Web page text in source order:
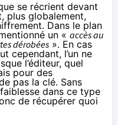
se récrient devant
plus globalement,
. Dans le plan
un « accès au
dérobées ». En cas
cependant, l’un ne
l’éditeur, quel
pour des
pas la clé. Sans
dans ce type
de récupérer quoi